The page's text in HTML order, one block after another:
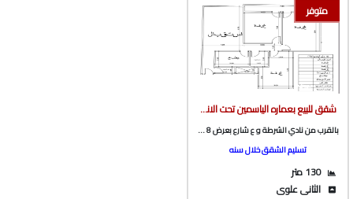
متوفر
شقق للبيع بعماره الياسمين تحت الانشاء بالقرب من نادي الشرطة و ع شارع بعرض 8 و 10 متر من الوسيط العقارية بشبين الكوم
بالقرب من نادي الشرطة و ع شارع بعرض 8 و 10 متر
تسليم الشقق خلال سنه
130 متر
الثانى علوى